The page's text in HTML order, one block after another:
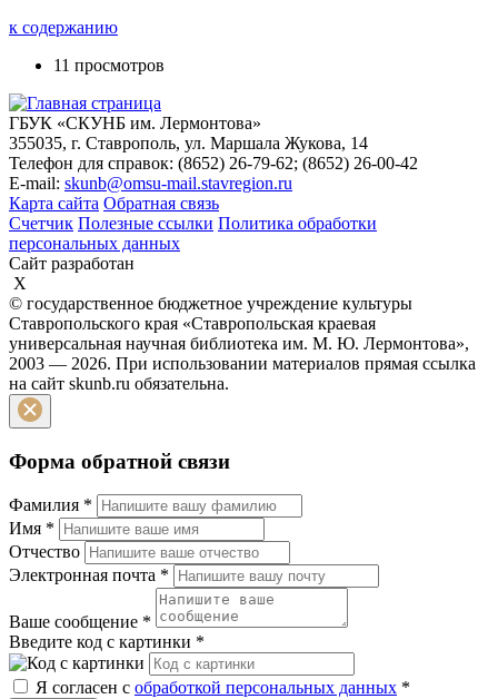
к содержанию
11 просмотров
ГБУК «СКУНБ им. Лермонтова»
355035, г. Ставрополь, ул. Маршала Жукова, 14
Телефон для справок: (8652) 26-79-62; (8652) 26-00-42
E-mail: skunb@omsu-mail.stavregion.ru
Карта сайта Обратная связь
Счетчик Полезные ссылки Политика обработки
персональных данных
Сайт разработан
X
© государственное бюджетное учреждение культуры
Ставропольского края «Ставропольская краевая
универсальная научная библиотека им. М. Ю. Лермонтова»,
2003 — 2026. При использовании материалов прямая ссылка
на сайт skunb.ru обязательна.
Форма обратной связи
Фамилия *
Имя *
Отчество
Электронная почта *
Ваше сообщение *
Введите код с картинки *
Я согласен с обработкой персональных данных *